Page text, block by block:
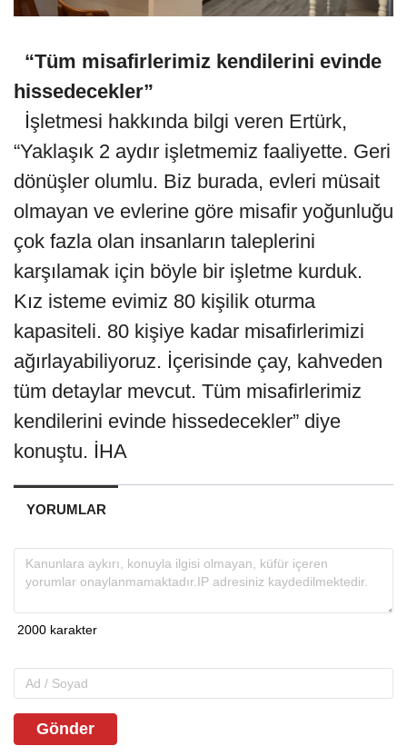
“Tüm misafirlerimiz kendilerini evinde
hissedecekler”
İşletmesi hakkında bilgi veren Ertürk,
“Yaklaşık 2 aydır işletmemiz faaliyette. Geri
dönüşler olumlu. Biz burada, evleri müsait
olmayan ve evlerine göre misafir yoğunluğu
çok fazla olan insanların taleplerini
karşılamak için böyle bir işletme kurduk.
Kız isteme evimiz 80 kişilik oturma
kapasiteli. 80 kişiye kadar misafirlerimizi
ağırlayabiliyoruz. İçerisinde çay, kahveden
tüm detaylar mevcut. Tüm misafirlerimiz
kendilerini evinde hissedecekler” diye
konuştu. İHA
YORUMLAR
Gönder